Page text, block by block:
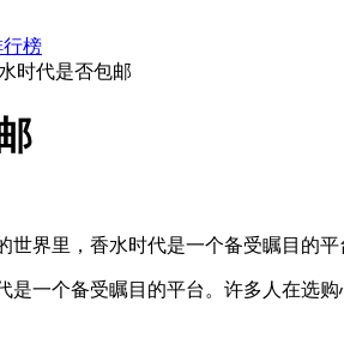
行榜
时代是否包邮
世界里，香水时代是一个备受瞩目的平
是一个备受瞩目的平台。许多人在选